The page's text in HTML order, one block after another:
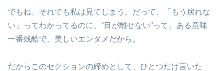
でもね、それでも私は見てしまう。だって、「もう戻れな
い」ってわかってるのに、“目が離せない”って、ある意味
一番残酷で、美しいエンタメだから。
だからこのセクションの締めとして、ひとつだけ言いた